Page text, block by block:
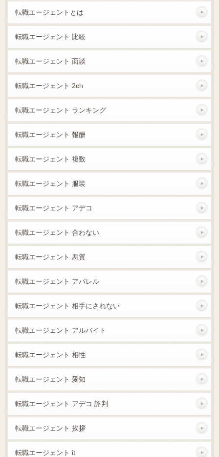
転職エージェントとは
転職エージェント 比較
転職エージェント 面談
転職エージェント 2ch
転職エージェント ランキング
転職エージェント 報酬
転職エージェント 複数
転職エージェント 服装
転職エージェント アデコ
転職エージェント 合わない
転職エージェント 悪質
転職エージェント アパレル
転職エージェント 相手にされない
転職エージェント アルバイト
転職エージェント 相性
転職エージェント 愛知
転職エージェント アデコ 評判
転職エージェント 挨拶
転職エージェント it